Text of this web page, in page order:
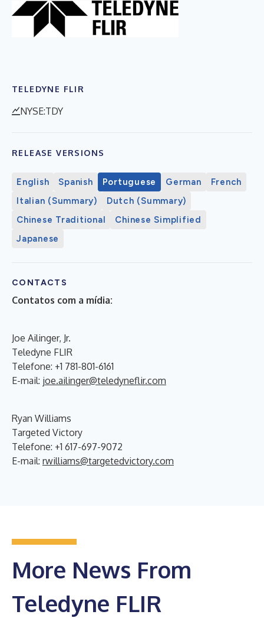
TELEDYNE FLIR
NYSE:TDY
RELEASE VERSIONS
English Spanish Portuguese German
French
Italian (Summary)
Dutch (Summary)
Chinese Traditional
Chinese Simplified
Japanese
CONTACTS
Contatos com a mídia:
Joe Ailinger, Jr.
Teledyne FLIR
Telefone: +1 781-801-6161
E-mail: joe.ailinger@teledyneflir.com
Ryan Williams
Targeted Victory
Telefone: +1 617-697-9072
E-mail: rwilliams@targetedvictory.com
More News From
Teledyne FLIR